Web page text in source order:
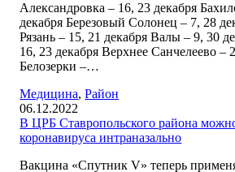
Александровка – 16, 23 декабря
декабря Березовый Солонец – 7, 28
Рязань – 15, 21 декабря Валы – 9, 30
16, 23 декабря Верхнее Санчелеево –
Белозерки –…
Медицина,Район
06.12.2022
В ЦРБ Ставропольского района
коронавируса интраназально
Вакцина «Спутник V» теперь